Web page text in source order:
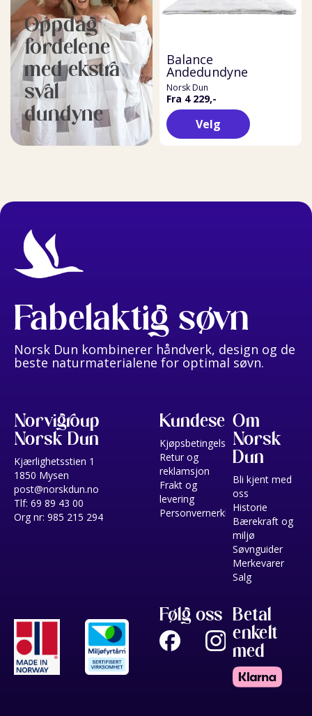
Oppdag
fordelene
med ekstra
sval
dundyne
Balance
Andedundyne
Norsk Dun
Fra 4 229,-
Velg
Fabelaktig søvn
Norsk Dun kombinerer håndverk, design og de
beste naturmaterialene for optimal søvn.
Norvigroup
Norsk Dun
Kjærlighetsstien 1
1850 Mysen
post@norskdun.no
Tlf: 69 89 43 00
Org nr: 985 215 294
Kundeservice
Kjøpsbetingelser
Retur og
reklamsjon
Frakt og
levering
Personvernerklæring
Om
Norsk
Dun
Bli kjent med
oss
Historie
Bærekraft og
miljø
Søvnguider
Merkevarer
Salg
Følg oss Betal
enkelt
med